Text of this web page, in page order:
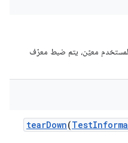
إذا كان من المفترض تثبيت حزمة APK لمستخدم معيّن، يتم ضبط معرّف
tearDown(Test